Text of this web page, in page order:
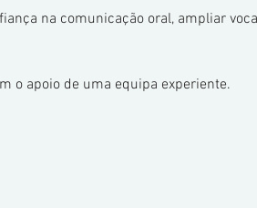
na comunicação oral, ampliar
o apoio de uma equipa experiente.